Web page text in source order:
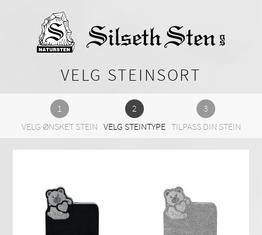
VELG STEINSORT
VELG ØNSKET STEIN VELG STEINTYPE TILPASS DIN STEIN